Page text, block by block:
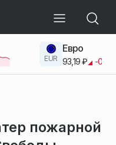
EUR
Евро
93,19 ₽ -0.42
пожарной